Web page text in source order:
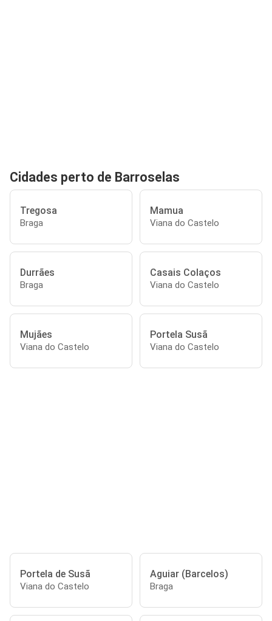
Cidades perto de Barroselas
Tregosa
Braga
Mamua
Viana do Castelo
Durrães
Braga
Casais Colaços
Viana do Castelo
Mujães
Viana do Castelo
Portela Susã
Viana do Castelo
Portela de Susã
Viana do Castelo
Aguiar (Barcelos)
Braga